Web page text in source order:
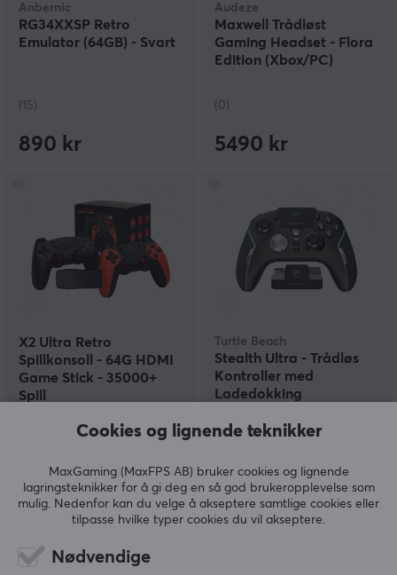
Anbernic
RG34XXSP Retro
Emulator (64GB) - Svart
(15)
890 kr
Audeze
Maxwell Trådløst
Gaming Headset - Flora
Edition (Xbox/PC)
(0)
5490 kr
X2 Ultra Retro
Spillkonsoll - 64G HDMI
Game Stick - 35000+
Spill
629 kr
Turtle Beach
Stealth Ultra - Trådløs
Kontroller med
Ladedokking
(4)
2290 kr
Cookies og lignende teknikker
MaxGaming (MaxFPS AB) bruker cookies og lignende
lagringsteknikker for å gi deg en så god brukeropplevelse som
mulig. Nedenfor kan du velge å akseptere samtlige cookies eller
tilpasse hvilke typer cookies du vil akseptere.
Nødvendige